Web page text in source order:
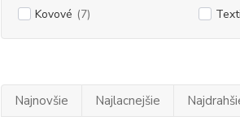
Kovové (7)
Najnovšie Najlacnejšie